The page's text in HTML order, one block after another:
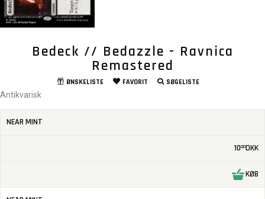
Bedeck // Bedazzle - Ravnica
Remastered
ØNSKELISTE FAVORIT SØGELISTE
Antikvarisk
NEAR MINT
1000DKK
KØB